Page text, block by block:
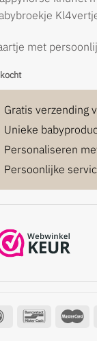
met
Gratis verzending
Unieke
Personaliseren
Persoonlijke